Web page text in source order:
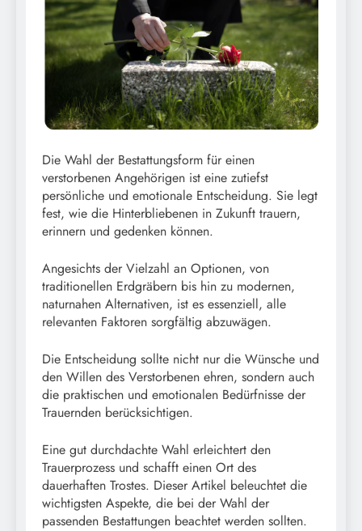
Die Wahl der Bestattungsform für einen
verstorbenen Angehörigen ist eine zutiefst
persönliche und emotionale Entscheidung. Sie legt
fest, wie die Hinterbliebenen in Zukunft trauern,
erinnern und gedenken können.
Angesichts der Vielzahl an Optionen, von
traditionellen Erdgräbern bis hin zu modernen,
naturnahen Alternativen, ist es essenziell, alle
relevanten Faktoren sorgfältig abzuwägen.
Die Entscheidung sollte nicht nur die Wünsche und
den Willen des Verstorbenen ehren, sondern auch
die praktischen und emotionalen Bedürfnisse der
Trauernden berücksichtigen.
Eine gut durchdachte Wahl erleichtert den
Trauerprozess und schafft einen Ort des
dauerhaften Trostes. Dieser Artikel beleuchtet die
wichtigsten Aspekte, die bei der Wahl der
passenden Bestattungen beachtet werden sollten.